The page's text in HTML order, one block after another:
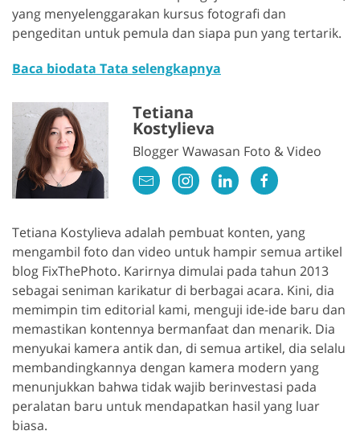
yang menyelenggarakan kursus fotografi dan
pengeditan untuk pemula dan siapa pun yang tertarik.
Baca biodata Tata selengkapnya
Tetiana
Kostylieva
Blogger Wawasan Foto & Video
Tetiana Kostylieva adalah pembuat konten, yang
mengambil foto dan video untuk hampir semua artikel
blog FixThePhoto. Karirnya dimulai pada tahun 2013
sebagai seniman karikatur di berbagai acara. Kini, dia
memimpin tim editorial kami, menguji ide-ide baru dan
memastikan kontennya bermanfaat dan menarik. Dia
menyukai kamera antik dan, di semua artikel, dia selalu
membandingkannya dengan kamera modern yang
menunjukkan bahwa tidak wajib berinvestasi pada
peralatan baru untuk mendapatkan hasil yang luar
biasa.